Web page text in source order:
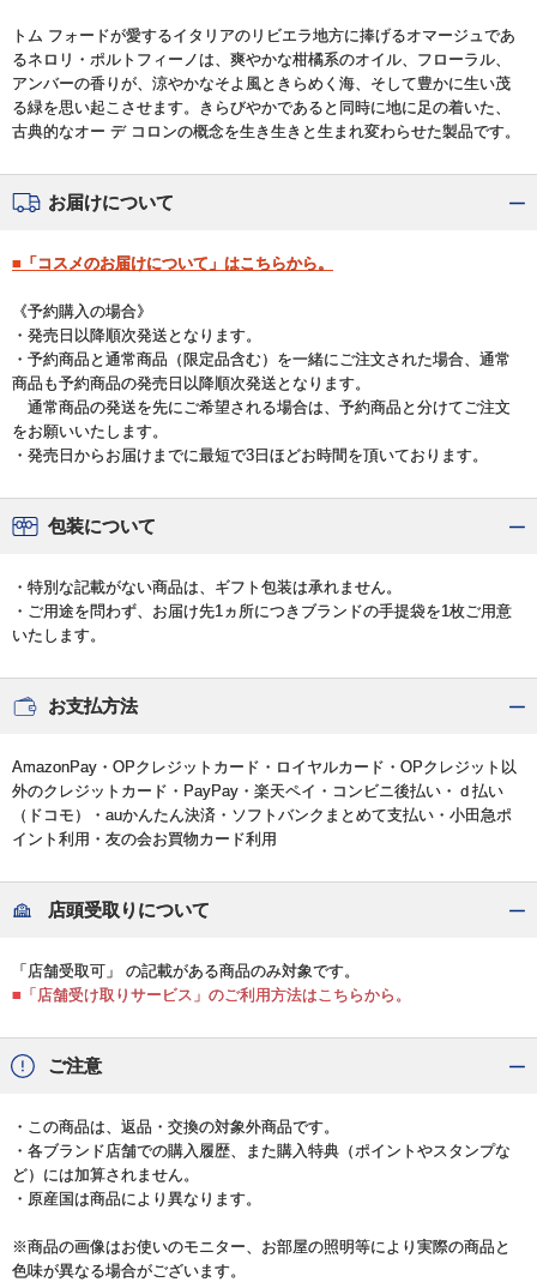
トム フォードが愛するイタリアのリビエラ地方に捧げるオマージュであ
るネロリ・ポルトフィーノは、爽やかな柑橘系のオイル、フローラル、
アンバーの香りが、涼やかなそよ風ときらめく海、そして豊かに生い茂
る緑を思い起こさせます。きらびやかであると同時に地に足の着いた、
古典的なオー デ コロンの概念を生き生きと生まれ変わらせた製品です。
お届けについて
■「コスメのお届けについて」はこちらから。
《予約購入の場合》
・発売日以降順次発送となります。
・予約商品と通常商品（限定品含む）を一緒にご注文された場合、通常
商品も予約商品の発売日以降順次発送となります。
通常商品の発送を先にご希望される場合は、予約商品と分けてご注文
をお願いいたします。
・発売日からお届けまでに最短で3日ほどお時間を頂いております。
包装について
・特別な記載がない商品は、ギフト包装は承れません。
・ご用途を問わず、お届け先1ヵ所につきブランドの手提袋を1枚ご用意
いたします。
お支払方法
AmazonPay・OPクレジットカード・ロイヤルカード・OPクレジット以
外のクレジットカード・PayPay・楽天ペイ・コンビニ後払い・ｄ払い
（ドコモ）・auかんたん決済・ソフトバンクまとめて支払い・小田急ポ
イント利用・友の会お買物カード利用
店頭受取りについて
「店舗受取可」 の記載がある商品のみ対象です。
■「店舗受け取りサービス」のご利用方法はこちらから。
ご注意
・この商品は、返品・交換の対象外商品です。
・各ブランド店舗での購入履歴、また購入特典（ポイントやスタンプな
ど）には加算されません。
・原産国は商品により異なります。
※商品の画像はお使いのモニター、お部屋の照明等により実際の商品と
色味が異なる場合がございます。